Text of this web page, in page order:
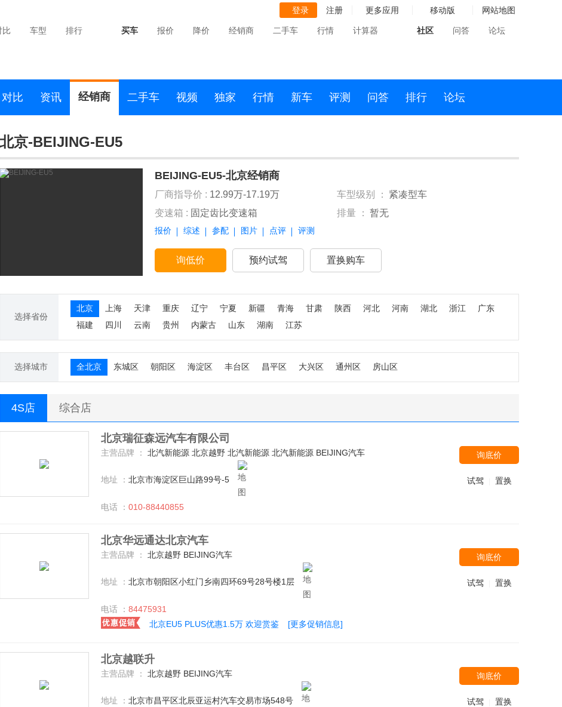
登录 注册 更多应用 移动版 网站地图
比 车型 排行 买车 报价 降价 经销商 二手车 行情 计算器 社区 问答 论坛
对比 资讯 经销商 二手车 视频 独家 行情 新车 评测 问答 排行 论坛
北京-BEIJING-EU5
BEIJING-EU5-北京经销商
厂商指导价 : 12.99万-17.19万 车型级别 ：
紧凑型车
变速箱 : 固定齿比变速箱 排量 ： 暂无
报价 综述 参配 图片 点评 评测
询低价 预约试驾 置换购车
选择省份
北京 上海 天津 重庆 辽宁 宁夏 新疆 青海 甘肃 陕西 河北 河南 湖北 浙江
广东
福建
四川 云南 贵州 内蒙古 山东 湖南 江苏
选择城市 全北京 东城区 朝阳区 海淀区 丰台区 昌平区 大兴区 通州区 房山区
4S店 综合店
北京瑞征森远汽车有限公司
主营品牌 ： 北汽新能源 北京越野 北汽新能源 北汽新能源 BEIJING汽车
地址 ： 北京市海淀区巨山路99号-5
电话 ： 010-88440855
询底价
试驾 置换
北京华远通达北京汽车
主营品牌 ： 北京越野 BEIJING汽车
地址 ： 北京市朝阳区小红门乡南四环69号28号楼1层
电话 ： 84475931
北京EU5 PLUS优惠1.5万 欢迎赏鉴
[更多促销信息]
询底价
试驾 置换
北京越联升
主营品牌 ： 北京越野 BEIJING汽车
地址 ： 北京市昌平区北辰亚运村汽车交易市场548号
询底价
试驾 置换